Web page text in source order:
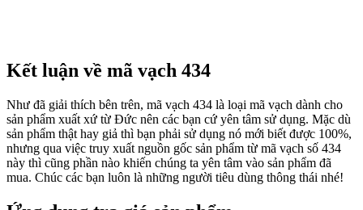
Kết luận về mã vạch 434
Như đã giải thích bên trên, mã vạch 434 là loại mã vạch dành cho
sản phẩm xuất xứ từ Đức nên các bạn cứ yên tâm sử dụng. Mặc dù
sản phẩm thật hay giả thì bạn phải sử dụng nó mới biết được 100%,
nhưng qua việc truy xuất nguồn gốc sản phẩm từ mã vạch số 434
này thì cũng phần nào khiến chúng ta yên tâm vào sản phẩm đã
mua. Chúc các bạn luôn là những người tiêu dùng thông thái nhé!